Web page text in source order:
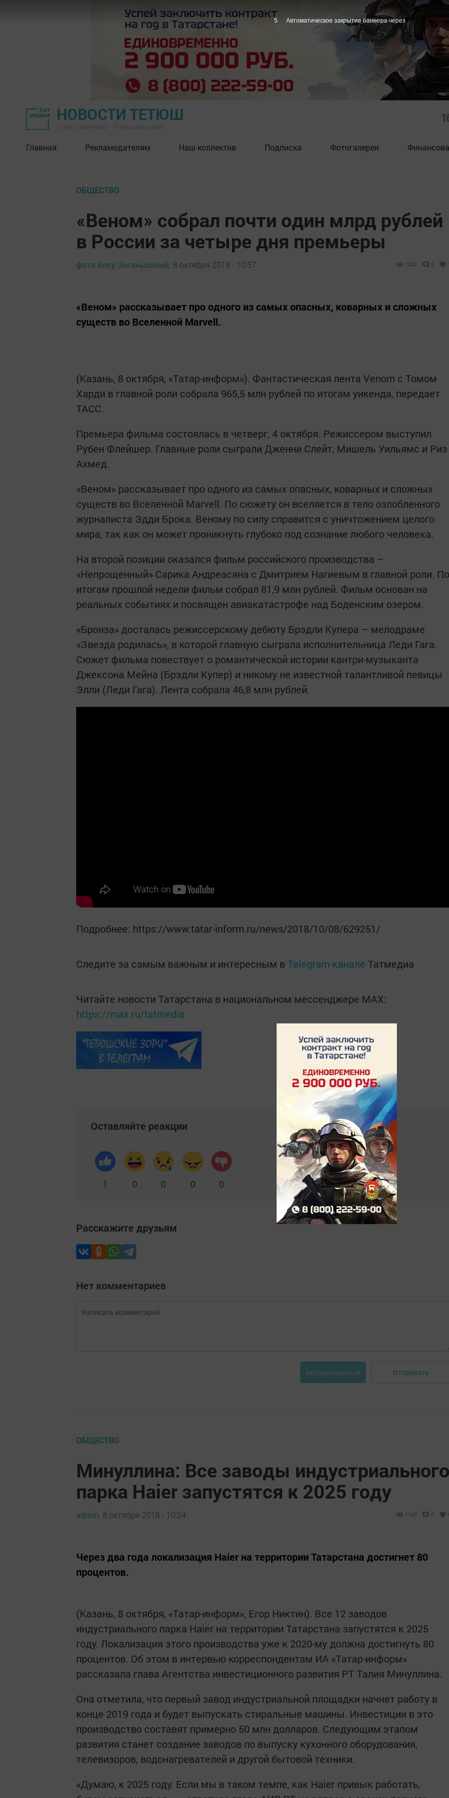
НОВОСТИ ТЕТЮШ
Главная Рекламодателям Наш коллектив Подписка Фотогалереи
ОБЩЕСТВО
«Веном» собрал почти один млрд рублей
в России за четыре дня премьеры
фото Алсу Зиганьшиной, 8 октября 2018 - 10:57 1242 0
«Веном» рассказывает про одного из самых опасных, коварных и сложных
существ во Вселенной Marvell.
(Казань, 8 октября, «Татар-информ»). Фантастическая лента Venom с Томом
Харди в главной роли собрала 965,5 млн рублей по итогам уикенда, передает
ТАСС.
Премьера фильма состоялась в четверг, 4 октября. Режиссером выступил
Рубен Флейшер. Главные роли сыграли Дженни Слейт, Мишель Уильямс и Риз
Ахмед.
«Веном» рассказывает про одного из самых опасных, коварных и сложных
существ во Вселенной Marvell. По сюжету он вселяется в тело озлобленного
журналиста Эдди Брока. Веному по силу справится с уничтожением целого
мира, так как он может проникнуть глубоко под сознание любого человека.
На второй позиции оказался фильм российского производства –
«Непрощенный» Сарика Андреасяна с Дмитрием Нагиевым в главной роли. По
итогам прошлой недели фильм собрал 81,9 млн рублей. Фильм основан на
реальных событиях и посвящен авиакатастрофе над Боденским озером.
«Бронза» досталась режиссерскому дебюту Брэдли Купера – мелодраме
«Звезда родилась», в которой главную сыграла исполнительница Леди Гага.
Сюжет фильма повествует о романтической истории кантри-музыканта
Джексона Мейна (Брэдли Купер) и никому не известной талантливой певицы
Элли (Леди Гага). Лента собрала 46,8 млн рублей.
Подробнее: https://www.tatar-inform.ru/news/2018/10/08/629251/
Следите за самым важным и интересным в Telegram-канале Татмедиа
Читайте новости Татарстана в национальном мессенджере MАХ:
https://max.ru/tatmedia
Оставляйте реакции
1 0 0 0 0
Расскажите друзьям
Нет комментариев
Авторизоваться Отправить
ОБЩЕСТВО
Минуллина: Все заводы индустриального
парка Haier запустятся к 2025 году
admin, 8 октября 2018 - 10:34 1140 0
Через два года локализация Haier на территории Татарстана достигнет 80
процентов.
(Казань, 8 октября, «Татар-информ», Егор Никтин). Все 12 заводов
индустриального парка Haier на территории Татарстана запустятся к 2025
году. Локализация этого производства уже к 2020-му должна достигнуть 80
процентов. Об этом в интервью корреспондентам ИА «Татар-информ»
рассказала глава Агентства инвестиционного развития РТ Талия Минуллина.
Она отметила, что первый завод индустриальной площадки начнет работу в
конце 2019 года и будет выпускать стиральные машины. Инвестиции в это
производство составят примерно 50 млн долларов. Следующим этапом
развития станет создание заводов по выпуску кухонного оборудования,
телевизоров, водонагревателей и другой бытовой техники.
«Думаю, к 2025 году. Если мы в таком темпе, как Haier привык работать,
4 Автоматическое закрытие баннера через